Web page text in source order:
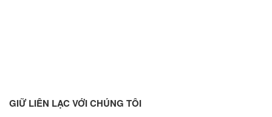
GIỮ LIÊN LẠC VỚI CHÚNG TÔI